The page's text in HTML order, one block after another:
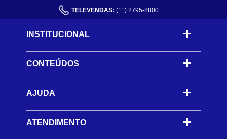
TELEVENDAS: (11) 2795-8800
INSTITUCIONAL
CONTEÚDOS -
AJUDA -
ATENDIMENTO